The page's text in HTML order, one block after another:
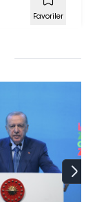
Favoriler